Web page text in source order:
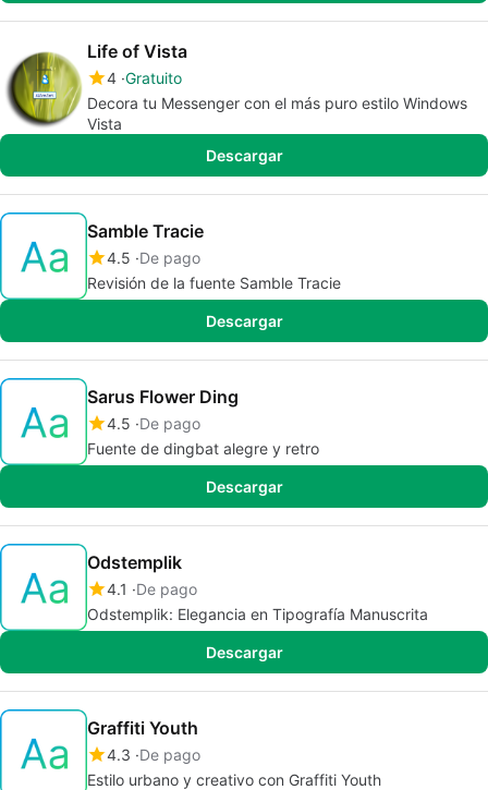
Life of Vista
4 Gratuito
Decora tu Messenger con el más puro estilo Windows
Vista
Descargar
Samble Tracie
4.5 De pago
Revisión de la fuente Samble Tracie
Descargar
Sarus Flower Ding
4.5 De pago
Fuente de dingbat alegre y retro
Descargar
Odstemplik
4.1
De pago
Odstemplik: Elegancia en Tipografía Manuscrita
Descargar
Graffiti Youth
4.3 De pago
Estilo urbano y creativo con Graffiti Youth